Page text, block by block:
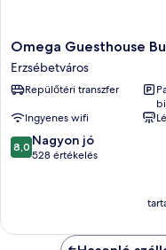
Omega
Guesthouse
Budapest
Erzsébetváros
Omega Guesthouse
Erzsébetváros
Repülőtéri transzfer
Ingyenes wifi
8.0
ennyiből:
értékelés
8,0 Nagyon jó
528 értékelés